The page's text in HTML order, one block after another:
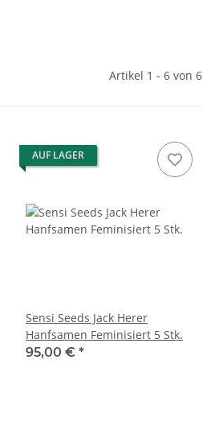
Artikel 1 - 6 von 6
AUF LAGER
Sensi Seeds Jack Herer
Hanfsamen Feminisiert 5 Stk.
95,00 € *